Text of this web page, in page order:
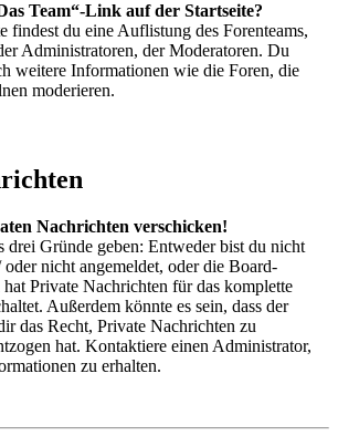
Team“-Link auf der Startseite?
findest du eine Auflistung des Forenteams,
Administratoren, der Moderatoren. Du
weitere Informationen wie die Foren, die
moderieren.
Nachrichten verschicken!
drei Gründe geben: Entweder bist du nicht
nicht angemeldet, oder die Board-
Private Nachrichten für das komplette
Außerdem könnte es sein, dass der
das Recht, Private Nachrichten zu
hat. Kontaktiere einen Administrator,
zu erhalten.